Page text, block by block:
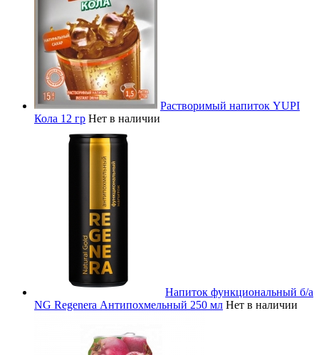
Растворимый напиток YUPI
Кола 12 гр Нет в наличии
Напиток функциональный б/а
NG Regenera Антипохмельный 250 мл Нет в наличии